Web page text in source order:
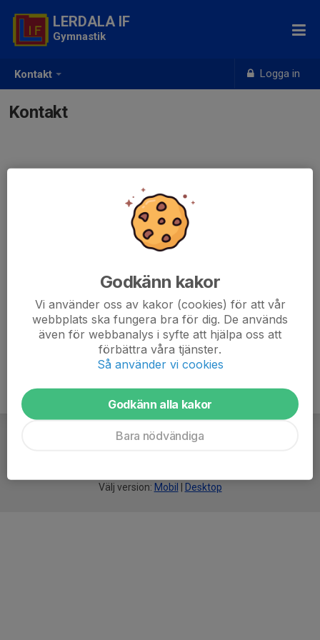
Kontakt Logga in
LERDALA IF
Gymnastik
Kontakt
Välj version: Mobil Desktop
Godkänn kakor
Vi använder oss av kakor (cookies) för att vår
webbplats ska fungera bra för dig. De används
även för webbanalys i syfte att hjälpa oss att
förbättra våra tjänster.
Så använder vi cookies
Godkänn alla kakor
Bara nödvändiga